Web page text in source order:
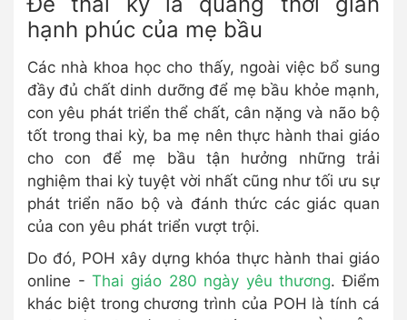
hạnh phúc của mẹ bầu
Các nhà khoa học cho thấy, ngoài việc bổ sung
đầy đủ chất dinh dưỡng để mẹ bầu khỏe mạnh,
con yêu phát triển thể chất, cân nặng và não bộ
tốt trong thai kỳ, ba mẹ nên thực hành thai giáo
cho con để mẹ bầu tận hưởng những trải
nghiệm thai kỳ tuyệt vời nhất cũng như tối ưu sự
phát triển não bộ và đánh thức các giác quan
của con yêu phát triển vượt trội.
Do đó, POH xây dựng khóa thực hành thai giáo
online -Thai giáo 280 ngày yêu thương. Điểm
khác biệt trong chương trình của POH là tính cá